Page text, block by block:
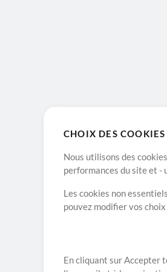
CHOIX DES COOKIES
Nous utilisons des
performances du site et -
Les cookies non
pouvez modifier vos
En cliquant sur Accepter